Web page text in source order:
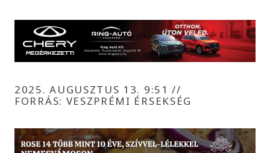
2025. AUGUSZTUS 13. 9:51//
FORRÁS: VESZPRÉMI ÉRSEKSÉG